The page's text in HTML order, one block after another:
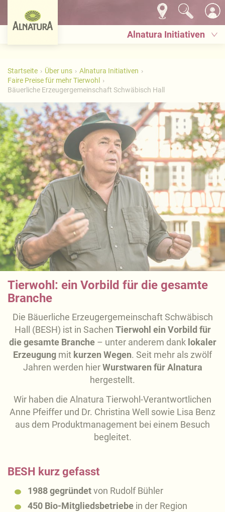
Alnatura Initiativen
Startseite Über uns
Alnatura Initiativen
Faire Preise für mehr Tierwohl
Bäuerliche Erzeugergemeinschaft Schwäbisch Hall
Tierwohl: ein Vorbild für die gesamte
Branche
Die Bäuerliche Erzeugergemeinschaft Schwäbisch
Hall (BESH) ist in Sachen Tierwohl ein Vorbild für
die gesamte Branche– unter anderem dank lokaler
Erzeugung mit kurzen Wegen. Seit mehr als zwölf
Jahren werden hierWurstwaren für Alnatura
hergestellt.
Wir haben die Alnatura Tierwohl-Verantwortlichen
Anne Pfeiffer und Dr. Christina Well sowie Lisa Benz
aus dem Produktmanagement bei einem Besuch
begleitet.
BESH kurz gefasst
1988 gegründetvon Rudolf Bühler
450 Bio-Mitgliedsbetriebe in der Region